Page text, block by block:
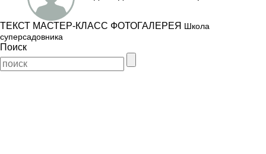
ТЕКСТ МАСТЕР-КЛАСС ФОТОГАЛЕРЕЯ Школа
суперсадовника
Поиск